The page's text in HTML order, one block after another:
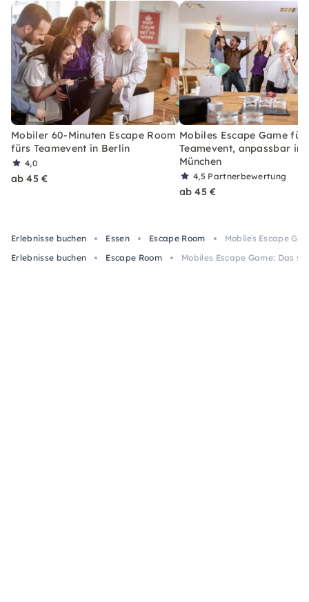
Mobiler 60-Minuten Escape Room
fürs Teamevent in Berlin
4,0
ab 45 €
Mobiles Escape Game
Teamevent, anpassbar in
München
4,5 Partnerbewertung
ab 45 €
Erlebnisse buchen Essen Escape Room
Mobiles Escape
Erlebnisse buchen
Escape Room Mobiles Escape Game: Das